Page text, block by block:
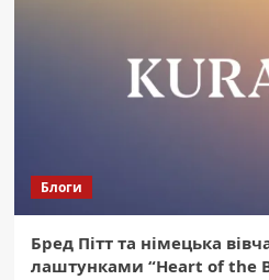
Блоги
Бред Пітт та німецька
лаштунками “Heart of the